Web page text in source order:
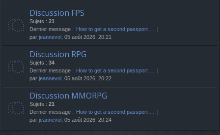
Discussion FPS
Sujets : 21
Dernier message : How to get a second passport …
par jeannevol , 05 août 2026, 20:21
Discussion RPG
Sujets : 34
Dernier message : How to get a second passport …
par jeannevol , 05 août 2026, 20:22
Discussion MMORPG
Sujets : 21
Dernier message : How to get a second passport …
par jeannevol , 05 août 2026, 20:24